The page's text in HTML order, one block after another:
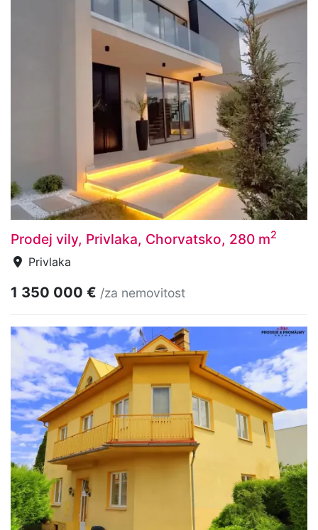
Prodej vily, Privlaka, Chorvatsko, 280 m2
Privlaka
1 350 000 € /za nemovitost